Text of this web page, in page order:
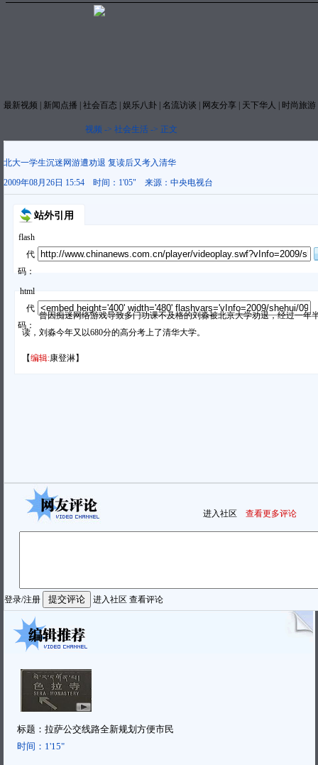
最新视频 新闻点播 社会百态 娱乐八卦 名流访谈 网友分享 天下华人 时尚旅游
视频 -> 社会生活 -> 正文
北大一学生沉迷网游遭劝退 复读后又考入清华
2009年08月26日 15:54
时间： 1'05" 来源： 中央电视台
站外引用
flash
代
码：
html
代
码：
曾因痴迷网络游戏导致多门功课不及格的刘淼被北京大学劝退，经过一年
读，刘淼今年又以680分的高分考上了清华大学。
【编辑:康登淋】
进入社区 查看更多评论
登录/注册 进入社区 查看评论
标题： 拉萨公交线路全新规划方便市民
时间： 1'15"